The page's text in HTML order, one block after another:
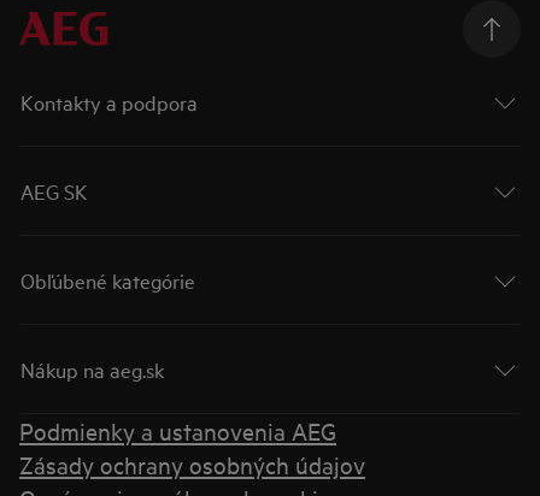
Kontakty a podpora
AEG SK
Obľúbené kategórie
Nákup na aeg.sk
Podmienky a ustanovenia AEG
Zásady ochrany osobných údajov